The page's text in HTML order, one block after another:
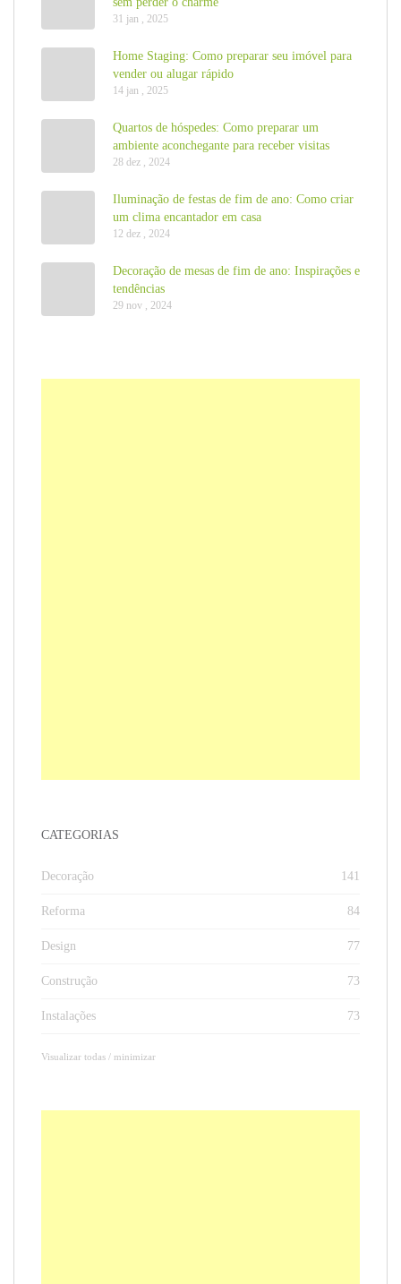
31 jan , 2025
Home Staging: Como preparar seu imóvel para
vender ou alugar rápido
14 jan , 2025
Quartos de hóspedes: Como preparar um
ambiente aconchegante para receber visitas
28 dez , 2024
Iluminação de festas de fim de ano: Como criar
um clima encantador em casa
12 dez , 2024
Decoração de mesas de fim de ano: Inspirações e
tendências
29 nov , 2024
CATEGORIAS
Decoração 141
Reforma 84
Design 77
Construção 73
Instalações 73
Visualizar todas / minimizar